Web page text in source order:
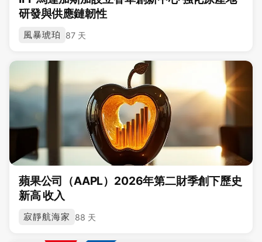
研發與供應鏈韌性
風暴琥珀 87 天
蘋果公司（AAPL）2026年第二財季創下歷史
新高 收入
寂靜航海家 88 天